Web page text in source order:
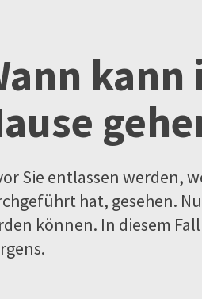
kann
Sie entlassen werden,
hat, gesehen.
können. In diesem